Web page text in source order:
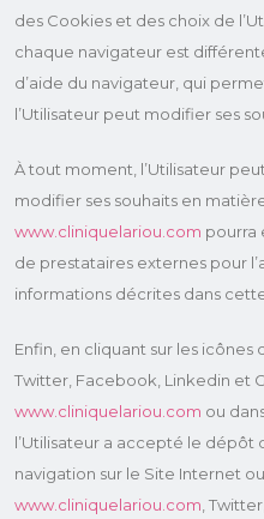
des Cookies et des choix de
chaque navigateur est
d’aide du navigateur, qui
l’Utilisateur peut modifier ses
À tout moment, l’Utilisateur
modifier ses souhaits en
www.cliniquelariou.com pourra
de prestataires externes pour
informations décrites dans
Enfin, en cliquant sur les icônes
Twitter, Facebook, Linkedin et
www.cliniquelariou.com ou
l’Utilisateur a accepté le dépôt
navigation sur le Site Internet
www.cliniquelariou.com ,